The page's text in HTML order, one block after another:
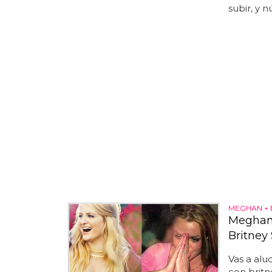
subir, y
MEGHAN +
Britney
Vas a